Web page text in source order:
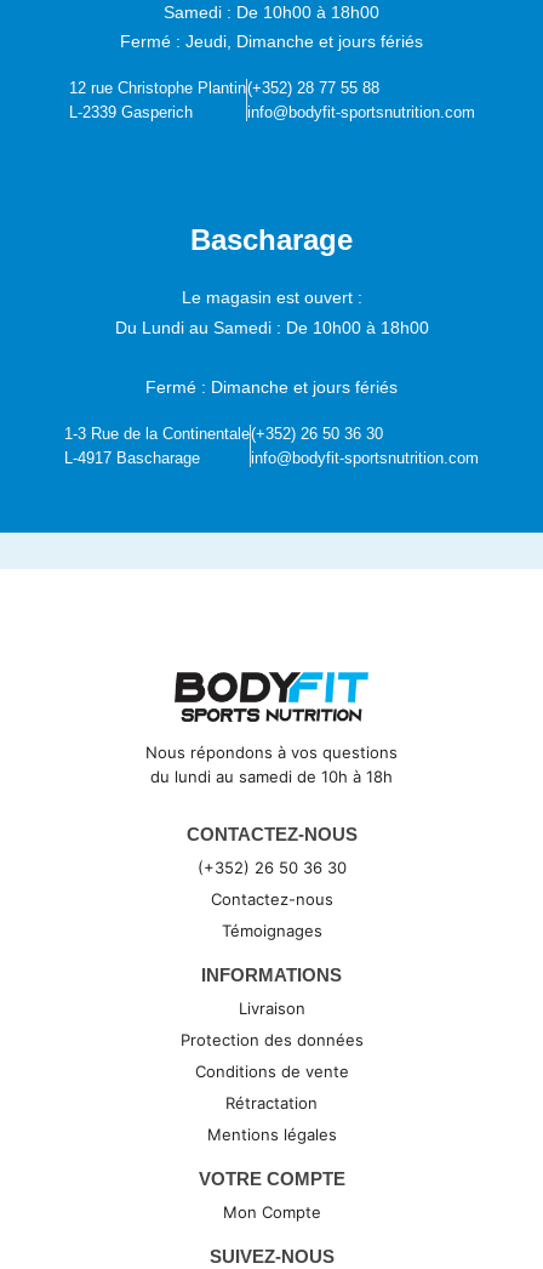
Samedi : De 10h00 à 18h00
Fermé : Jeudi, Dimanche et jours fériés
12 rue Christophe Plantin
L-2339 Gasperich
(+352) 28 77 55 88
info@bodyfit-sportsnutrition.com
Bascharage
Le magasin est ouvert :
Du Lundi au Samedi : De 10h00 à 18h00
Fermé : Dimanche et jours fériés
1-3 Rue de la Continentale
L-4917 Bascharage
(+352) 26 50 36 30
info@bodyfit-sportsnutrition.com
Nous répondons à vos questions
du lundi au samedi de 10h à 18h
CONTACTEZ-NOUS
(+352) 26 50 36 30
Contactez-nous
Témoignages
INFORMATIONS
Livraison
Protection des données
Conditions de vente
Rétractation
Mentions légales
VOTRE COMPTE
Mon Compte
SUIVEZ-NOUS